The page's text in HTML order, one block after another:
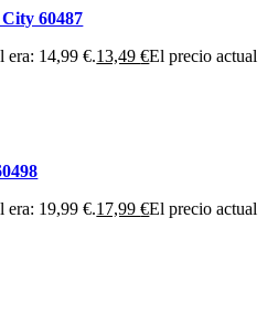
60487
era: 14,99 €.13,49€El precio actual
era: 19,99 €.17,99€El precio actual